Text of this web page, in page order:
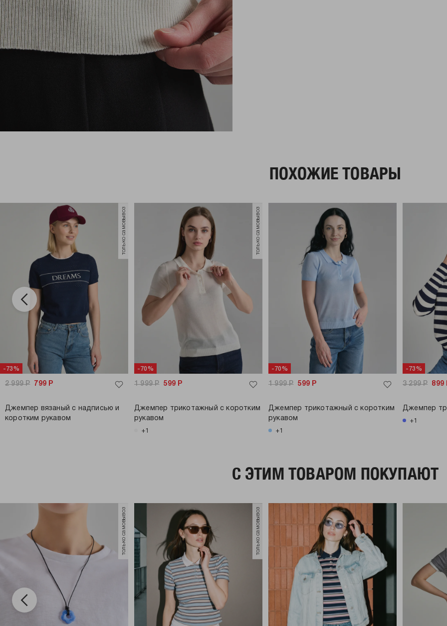
ПОХОЖИЕ ТОВАРЫ
-73%
только самовывоз
2 999Р 799 Р
Джемпер вязаный с надписью и
коротким рукавом
-70%
только самовывоз
1 999Р 599 Р
Джемпер трикотажный с коротким
рукавом
+1
-70%
1 999Р 599 Р
Джемпер трикотажный с коротким
рукавом
+1
-73%
3 299Р 899
Джемпер
+1
C ЭТИМ ТОВАРОМ ПОКУПАЮТ
только самовывоз только самовывоз